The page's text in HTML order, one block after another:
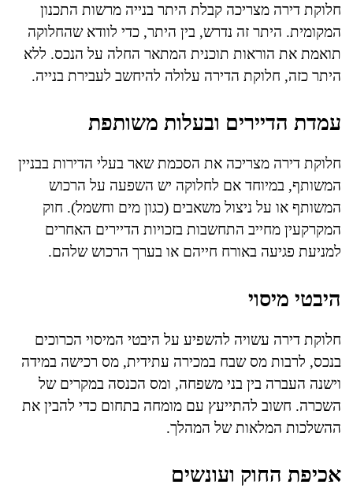
חלוקת דירה מצריכה קבלת היתר בנייה מרשות התכנון
המקומית. היתר זה נדרש, בין היתר, כדי לוודא שהחלוקה
תואמת את הוראות תוכנית המתאר החלה על הנכס. ללא
היתר כזה, חלוקת הדירה עלולה להיחשב לעבירת בנייה.
עמדת הדיירים ובעלות משותפת
חלוקת דירה מצריכה את הסכמת שאר בעלי הדירות בבניין
המשותף, במיוחד אם לחלוקה יש השפעה על הרכוש
המשותף או על ניצול משאבים (כגון מים וחשמל). חוק
המקרקעין מחייב התחשבות בזכויות הדיירים האחרים
למניעת פגיעה באורח חייהם או בערך הרכוש שלהם.
היבטי מיסוי
חלוקת דירה עשויה להשפיע על היבטי המיסוי הכרוכים
בנכס, לרבות מס שבח במכירה עתידית, מס רכישה במידה
וישנה העברה בין בני משפחה, ומס הכנסה במקרים של
השכרה. חשוב להתייעץ עם מומחה בתחום כדי להבין את
ההשלכות המלאות של המהלך.
אכיפת החוק ועונשים